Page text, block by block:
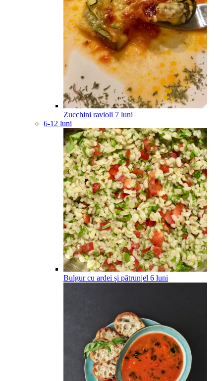
Zucchini ravioli 7 luni
6-12 luni
Bulgur cu ardei și pătrunjel 6 luni